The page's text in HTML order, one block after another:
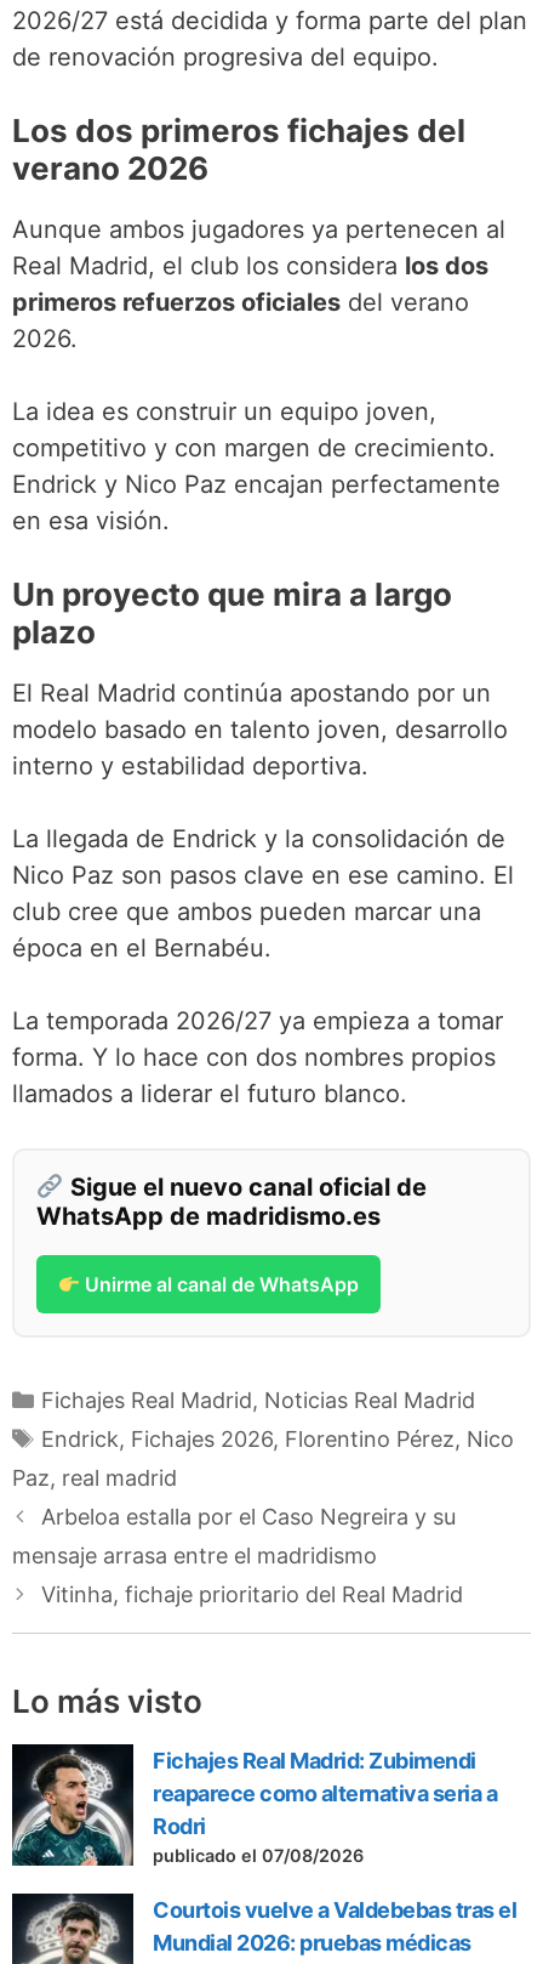
2026/27 está decidida y forma parte del plan
de renovación progresiva del equipo.
Los dos primeros fichajes del
verano 2026
Aunque ambos jugadores ya pertenecen al
Real Madrid, el club los considera los dos
primeros refuerzos oficiales del verano
2026.
La idea es construir un equipo joven,
competitivo y con margen de crecimiento.
Endrick y Nico Paz encajan perfectamente
en esa visión.
Un proyecto que mira a largo
plazo
El Real Madrid continúa apostando por un
modelo basado en talento joven, desarrollo
interno y estabilidad deportiva.
La llegada de Endrick y la consolidación de
Nico Paz son pasos clave en ese camino. El
club cree que ambos pueden marcar una
época en el Bernabéu.
La temporada 2026/27 ya empieza a tomar
forma. Y lo hace con dos nombres propios
llamados a liderar el futuro blanco.
Sigue el nuevo canal oficial de
WhatsApp de madridismo.es
Unirme al canal de WhatsApp
Categorías
Fichajes Real Madrid, Noticias Real Madrid
Etiquetas
Endrick, Fichajes 2026, Florentino Pérez, Nico
Paz, real madrid
Arbeloa estalla por el Caso Negreira y su
mensaje arrasa entre el madridismo
Vitinha, fichaje prioritario del Real Madrid
Lo más visto
Fichajes Real Madrid: Zubimendi
reaparece como alternativa seria a
Rodri
publicado el 07/08/2026
Courtois vuelve a Valdebebas tras el
Mundial 2026: pruebas médicas